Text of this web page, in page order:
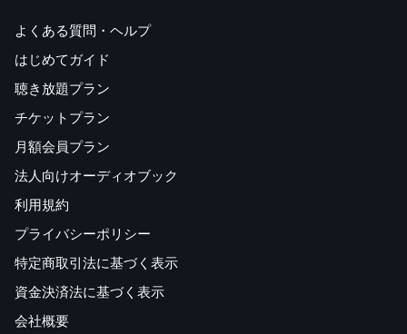
よくある質問・ヘルプ
はじめてガイド
聴き放題プラン
チケットプラン
月額会員プラン
法人向けオーディオブック
利用規約
プライバシーポリシー
特定商取引法に基づく表示
資金決済法に基づく表示
会社概要